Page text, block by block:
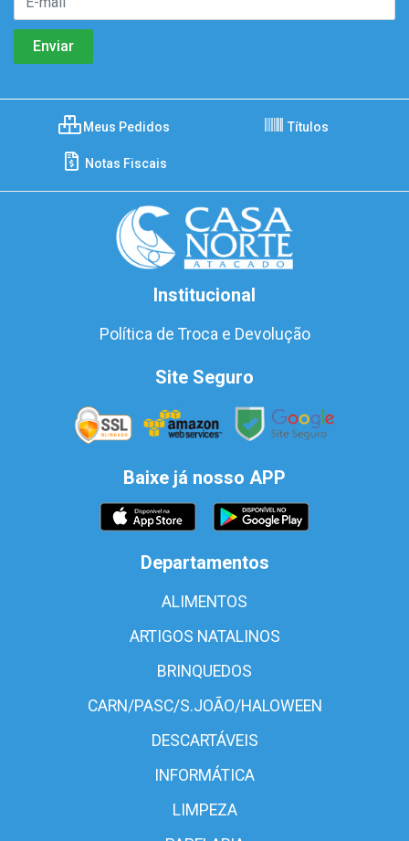
Meus Pedidos Títulos
Notas Fiscais
Institucional
Política de Troca e Devolução
Site Seguro
Baixe já nosso APP
Departamentos
ALIMENTOS
ARTIGOS NATALINOS
BRINQUEDOS
CARN/PASC/S.JOÃO/HALOWEEN
DESCARTÁVEIS
INFORMÁTICA
LIMPEZA